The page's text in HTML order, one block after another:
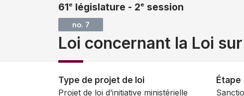
61e législature - 2e session
no. 7
Loi concernant la Loi
Type de projet de loi
Projet de loi d’initiative ministérielle
Étape